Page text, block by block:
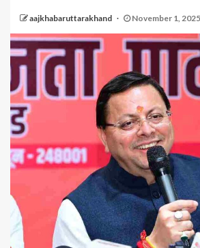
aajkhabaruttarakhand November 1, 2025